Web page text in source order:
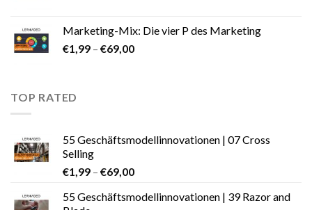
Marketing-Mix: Die vier P des Marketing
€1,99 – €69,00
TOP RATED
55 Geschäftsmodellinnovationen | 07 Cross
Selling
€1,99 – €69,00
55 Geschäftsmodellinnovationen | 39 Razor and